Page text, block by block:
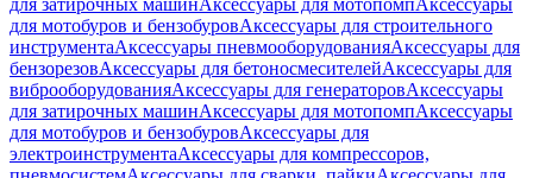
для затирочных машинАксессуары для мотопомпАксессуары
для мотобуров и бензобуровАксессуары для строительного
инструментаАксессуары пневмооборудованияАксессуары для
бензорезовАксессуары для бетоносмесителейАксессуары для
виброоборудованияАксессуары для генераторовАксессуары
для затирочных машинАксессуары для мотопомпАксессуары
для мотобуров и бензобуровАксессуары для
электроинструментаАксессуары для компрессоров,